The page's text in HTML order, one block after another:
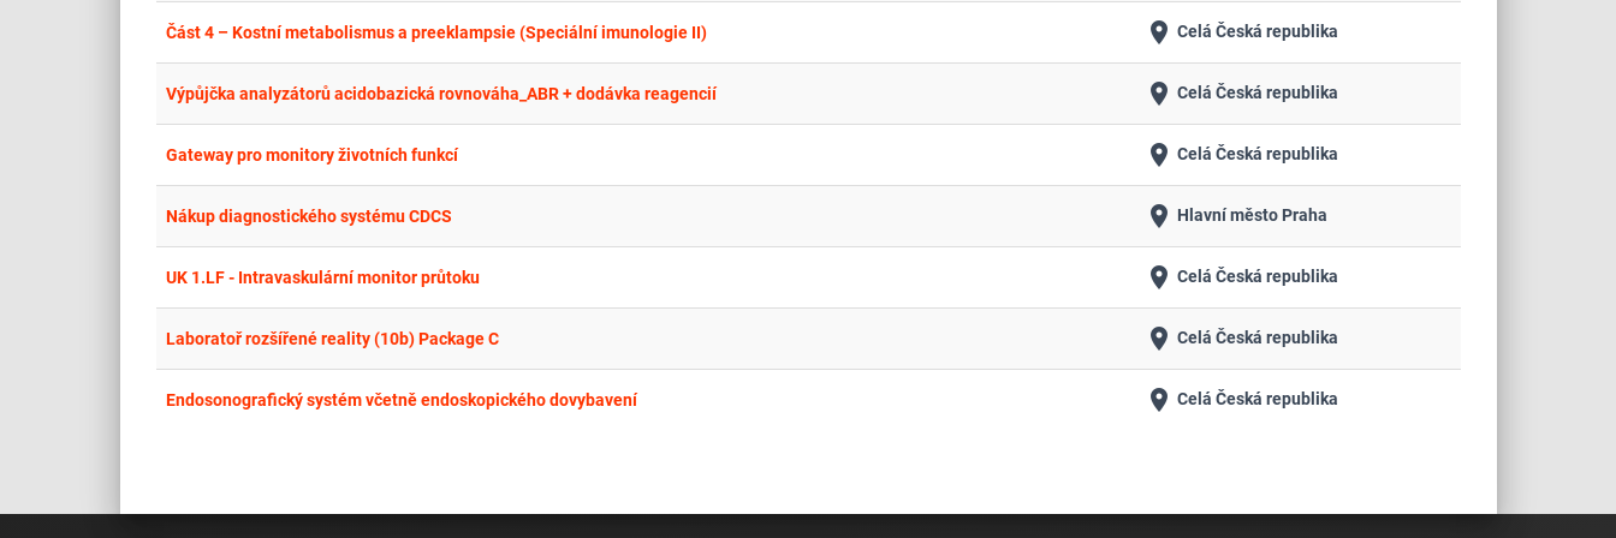
Část 4 – Kostní metabolismus a preeklampsie (Speciální imunologie II) place Celá Česká republika
Výpůjčka analyzátorů acidobazická rovnováha_ABR + dodávka reagencií place Celá Česká republika
Gateway pro monitory životních funkcí place Celá Česká republika
Nákup diagnostického systému CDCS place Hlavní město Praha
UK 1.LF - Intravaskulární monitor průtoku place Celá Česká republika
Laboratoř rozšířené reality (10b) Package C place Celá Česká republika
Endosonografický systém včetně endoskopického dovybavení place Celá Česká republika